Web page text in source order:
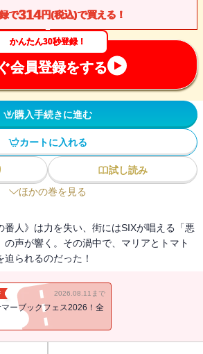
で314円(税込)で買える！
かんたん30秒登録！
会員登録をする
購入手続きに進む
カートに入れる
試し読み
ほかの巻を見る
番人》は力を失い、街にはSIXが唱える「悪
声が響く。その渦中で、マリアとトマト
られるのだった！
2026.08.11まで
マーブックフェス2026！全